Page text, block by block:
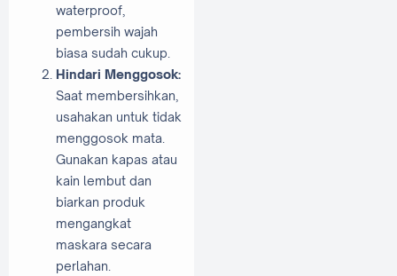
waterproof,
pembersih wajah
biasa sudah cukup.
Hindari Menggosok:
Saat membersihkan,
usahakan untuk tidak
menggosok mata.
Gunakan kapas atau
kain lembut dan
biarkan produk
mengangkat
maskara secara
perlahan.